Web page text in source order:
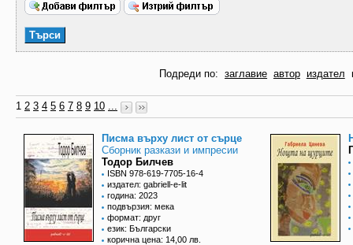
Подреди по: заглавие автор издател
1 2 3 4 5 6 7 8 9 10 ...
Писма върху лист от сърце
Сборник разкази и импресии
Тодор Билчев
ISBN 978-619-7705-16-4
издател: gabriell-e-lit
година: 2023
подвързия: мека
формат: друг
език: Български
корична цена: 14,00 лв.